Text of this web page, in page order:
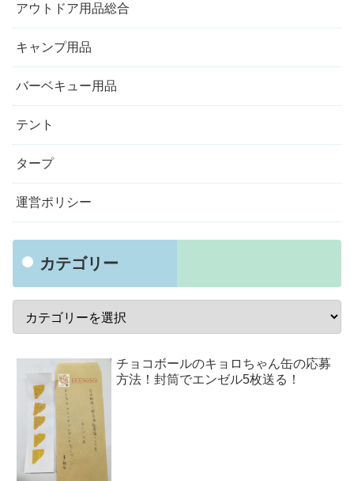
アウトドア用品総合
キャンプ用品
バーベキュー用品
テント
タープ
運営ポリシー
カテゴリー
チョコボールのキョロちゃん缶の応募
方法！封筒でエンゼル5枚送る！